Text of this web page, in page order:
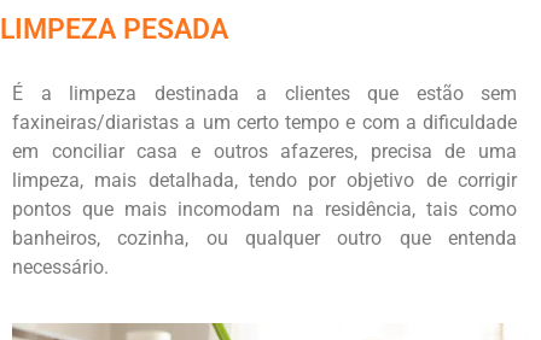
LIMPEZA PESADA
É a limpeza destinada a clientes que estão sem
faxineiras/diaristas a um certo tempo e com a dificuldade
em conciliar casa e outros afazeres, precisa de uma
limpeza, mais detalhada, tendo por objetivo de corrigir
pontos que mais incomodam na residência, tais como
banheiros, cozinha, ou qualquer outro que entenda
necessário.